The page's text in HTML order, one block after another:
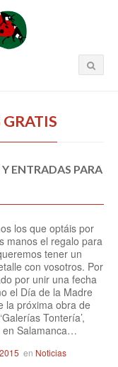
ENTRADAS PARA
los que optáis por
manos el regalo para
tener un
con vosotros. Por
por unir una fecha
el Día de la Madre
la próxima obra de
Tontería’,
en Salamanca…
en Noticias